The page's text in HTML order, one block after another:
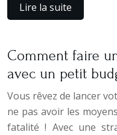
Lire la suite
Comment faire
avec un petit
Vous rêvez de lancer
ne pas avoir les
fatalité ! Avec une